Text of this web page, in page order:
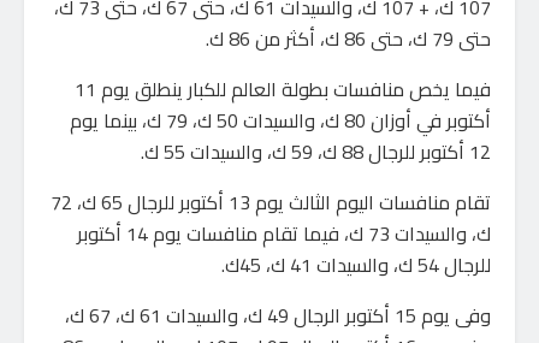
107 ك، + 107 ك، والسيدات 61 ك، حتى 67 ك، حتى 73 ك،
حتى 79 ك، حتى 86 ك، أكثر من 86 ك.
فيما يخص منافسات بطولة العالم للكبار ينطلق يوم 11
أكتوبر في أوزان 80 ك، والسيدات 50 ك، 79 ك، بينما يوم
12 أكتوبر للرجال 88 ك، 59 ك، والسيدات 55 ك.
تقام منافسات اليوم الثالث يوم 13 أكتوبر للرجال 65 ك، 72
ك، والسيدات 73 ك، فيما تقام منافسات يوم 14 أكتوبر
للرجال 54 ك، والسيدات 41 ك، 45ك.
وفى يوم 15 أكتوبر الرجال 49 ك، والسيدات 61 ك، 67 ك،